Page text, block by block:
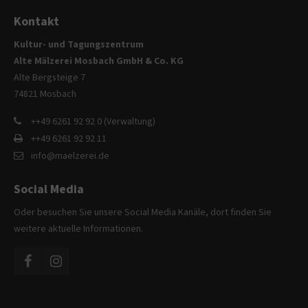
About us
Lorem ipsum dolor sit amet, consectetuer
adipiscing elit.
sociis natoque penatibus et magnis dis parturient montes,
nascetur ridiculus mus. Donec quam felis, ultricies nec.
Kontakt
Kultur- und Tagungszentrum
Alte Mälzerei Mosbach GmbH & Co. KG
Alte Bergsteige 7
74821 Mosbach
++49 6261 92 92 0 (Verwaltung)
++49 6261 92 92 11
info@maelzerei.de
Social Media
Oder besuchen Sie unsere Social Media Kanäle, dort finden Sie
weitere aktuelle Informationen.